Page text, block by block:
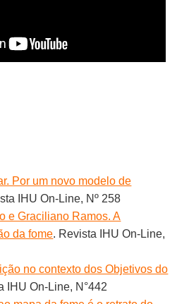
Por um novo modelo de
IHU On-Line, Nº 258
e Graciliano Ramos. A
da fome. Revista IHU On-Line,
no contexto dos Objetivos do
IHU On-Line, N°442